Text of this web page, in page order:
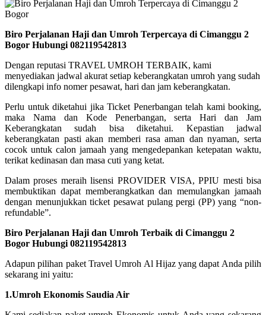
Biro Perjalanan Haji dan Umroh Terpercaya di Cimanggu 2
Bogor Hubungi 082119542813
Dengan reputasi TRAVEL UMROH TERBAIK, kami
menyediakan jadwal akurat setiap keberangkatan umroh yang sudah
dilengkapi info nomer pesawat, hari dan jam keberangkatan.
Perlu untuk diketahui jika Ticket Penerbangan telah kami booking,
maka Nama dan Kode Penerbangan, serta Hari dan Jam
Keberangkatan sudah bisa diketahui. Kepastian jadwal
keberangkatan pasti akan memberi rasa aman dan nyaman, serta
cocok untuk calon jamaah yang mengedepankan ketepatan waktu,
terikat kedinasan dan masa cuti yang ketat.
Dalam proses meraih lisensi PROVIDER VISA, PPIU mesti bisa
membuktikan dapat memberangkatkan dan memulangkan jamaah
dengan menunjukkan ticket pesawat pulang pergi (PP) yang “non-
refundable”.
Biro Perjalanan Haji dan Umroh Terbaik di Cimanggu 2
Bogor Hubungi 082119542813
Adapun pilihan paket Travel Umroh Al Hijaz yang dapat Anda pilih
sekarang ini yaitu:
1.Umroh Ekonomis Saudia Air